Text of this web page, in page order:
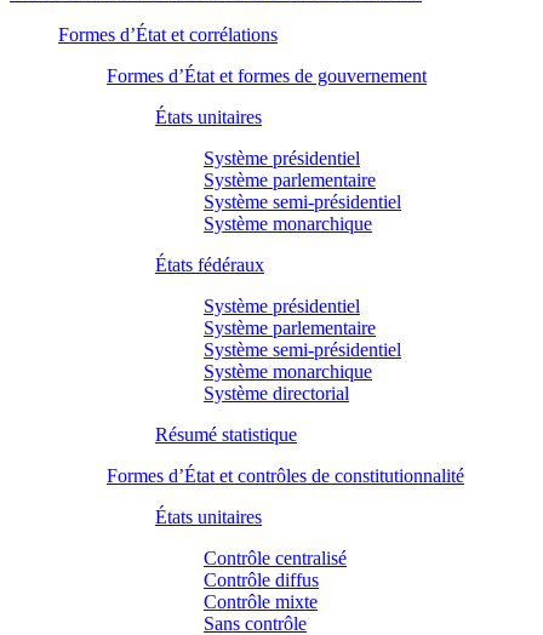
Formes d’État et corrélations
Formes d’État et formes de gouvernement
États unitaires
Système présidentiel
Système parlementaire
Système semi-présidentiel
Système monarchique
États fédéraux
Système présidentiel
Système parlementaire
Système semi-présidentiel
Système monarchique
Système directorial
Résumé statistique
Formes d’État et contrôles de constitutionnalité
États unitaires
Contrôle centralisé
Contrôle diffus
Contrôle mixte
Sans contrôle